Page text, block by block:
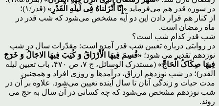
در سوره قدر هم می‌‏فرماید «إِنّا أَنْزَلْناهُ فِی لَیلَهِ الْقَدْرِ» (قدر/۱)؛
از کنار هم قرار دادن این دو آیه مشخص می‌شود که شب قدر در
ماه رمضان است.
شب قدر کدام شب است؟
در روایتی درباره تعیین شب قدر آمده است: مقدّرات سال در شب
نوزدهم تقدیر می‌‏ شود؛ «قُسِمَ فِیهَا الْأَرْزَاقُ وَ کُتِبَ فِیهَا الاجَالُ وَ خَرَجَ
فِیهَا صِکَاکُ الْحَاجِّ»
(مستدرک‏ الوسائل، ج ۷، ص ۴۷۰، باب تعیین لیله
القدر)؛ در شب نوزدهم ارزاق، درآمد‌ها و روزی افراد و همچنین
مدت حیات و زندگی آنان تا سال آینده تعیین می‌شود. علاوه بر آن در
شب نوزدهم مشخص می‌شود که چه کسانی در آن سال به حج می‌‏
روند.